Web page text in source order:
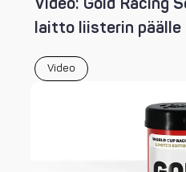
laitto liisterin päälle
Video